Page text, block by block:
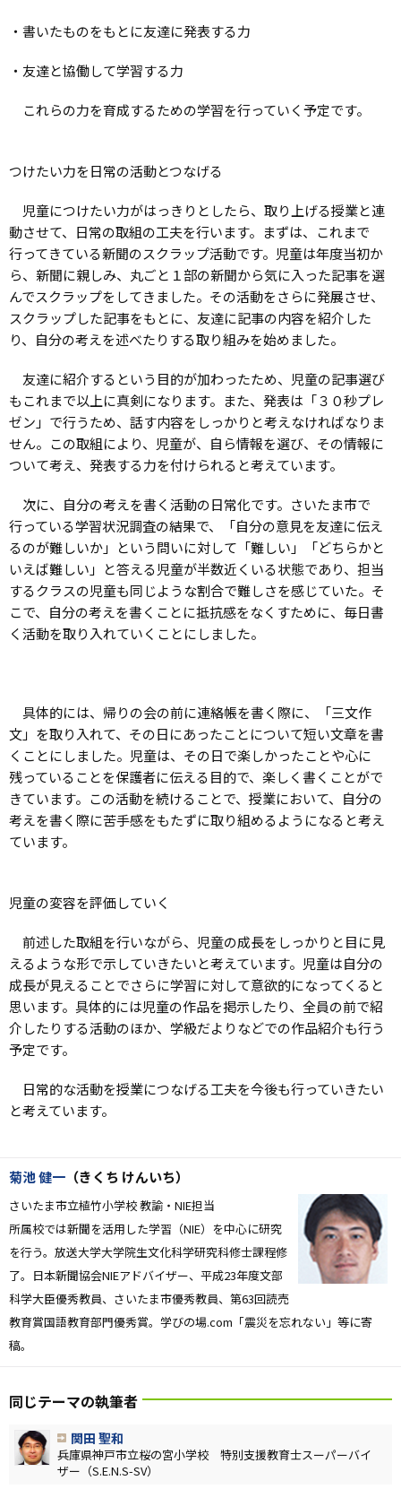
・書いたものをもとに友達に発表する力
・友達と協働して学習する力
これらの力を育成するための学習を行っていく予定です。
つけたい力を日常の活動とつなげる
児童につけたい力がはっきりとしたら、取り上げる授業と連
動させて、日常の取組の工夫を行います。まずは、これまで
行ってきている新聞のスクラップ活動です。児童は年度当初か
ら、新聞に親しみ、丸ごと１部の新聞から気に入った記事を選
んでスクラップをしてきました。その活動をさらに発展させ、
スクラップした記事をもとに、友達に記事の内容を紹介した
り、自分の考えを述べたりする取り組みを始めました。
友達に紹介するという目的が加わったため、児童の記事選び
もこれまで以上に真剣になります。また、発表は「３０秒プレ
ゼン」で行うため、話す内容をしっかりと考えなければなりま
せん。この取組により、児童が、自ら情報を選び、その情報に
ついて考え、発表する力を付けられると考えています。
次に、自分の考えを書く活動の日常化です。さいたま市で
行っている学習状況調査の結果で、「自分の意見を友達に伝え
るのが難しいか」という問いに対して「難しい」「どちらかと
いえば難しい」と答える児童が半数近くいる状態であり、担当
するクラスの児童も同じような割合で難しさを感じていた。そ
こで、自分の考えを書くことに抵抗感をなくすために、毎日書
く活動を取り入れていくことにしました。
具体的には、帰りの会の前に連絡帳を書く際に、「三文作
文」を取り入れて、その日にあったことについて短い文章を書
くことにしました。児童は、その日で楽しかったことや心に
残っていることを保護者に伝える目的で、楽しく書くことがで
きています。この活動を続けることで、授業において、自分の
考えを書く際に苦手感をもたずに取り組めるようになると考え
ています。
児童の変容を評価していく
前述した取組を行いながら、児童の成長をしっかりと目に見
えるような形で示していきたいと考えています。児童は自分の
成長が見えることでさらに学習に対して意欲的になってくると
思います。具体的には児童の作品を掲示したり、全員の前で紹
介したりする活動のほか、学級だよりなどでの作品紹介も行う
予定です。
日常的な活動を授業につなげる工夫を今後も行っていきたい
と考えています。
菊池 健一 （きくち けんいち）
さいたま市立植竹小学校 教諭・NIE担当
所属校では新聞を活用した学習（NIE）を中心に研究
を行う。放送大学大学院生文化科学研究科修士課程修
了。日本新聞協会NIEアドバイザー、平成23年度文部
科学大臣優秀教員、さいたま市優秀教員、第63回読売
教育賞国語教育部門優秀賞。学びの場.com「震災を忘れない」等に寄
稿。
同じテーマの執筆者
関田 聖和
兵庫県神戸市立桜の宮小学校 特別支援教育士スーパーバイ
ザー（S.E.N.S-SV）